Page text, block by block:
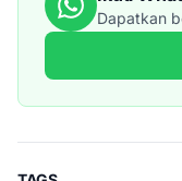
Dapatkan